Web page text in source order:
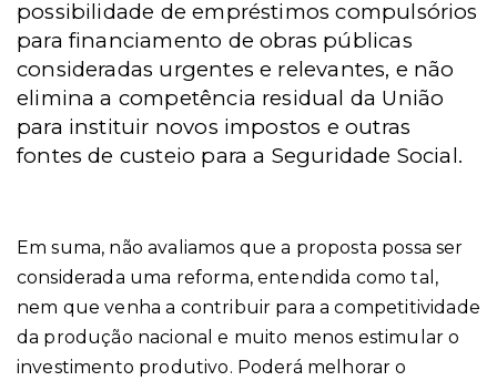
possibilidade de empréstimos compulsórios
para financiamento de obras públicas
consideradas urgentes e relevantes, e não
elimina a competência residual da União
para instituir novos impostos e outras
fontes de custeio para a Seguridade Social.
Em suma, não avaliamos que a proposta possa ser
considerada uma reforma, entendida como tal,
nem que venha a contribuir para a competitividade
da produção nacional e muito menos estimular o
investimento produtivo. Poderá melhorar o